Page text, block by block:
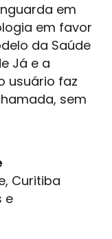
em
em favor
da Saúde
Já e a
usuário faz
sem
Curitiba
e